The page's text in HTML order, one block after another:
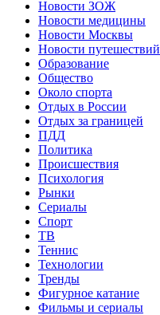
Новости ЗОЖ
Новости медицины
Новости Москвы
Новости путешествий
Образование
Общество
Около спорта
Отдых в России
Отдых за границей
ПДД
Политика
Происшествия
Психология
Рынки
Сериалы
Спорт
ТВ
Теннис
Технологии
Тренды
Фигурное катание
Фильмы и сериалы